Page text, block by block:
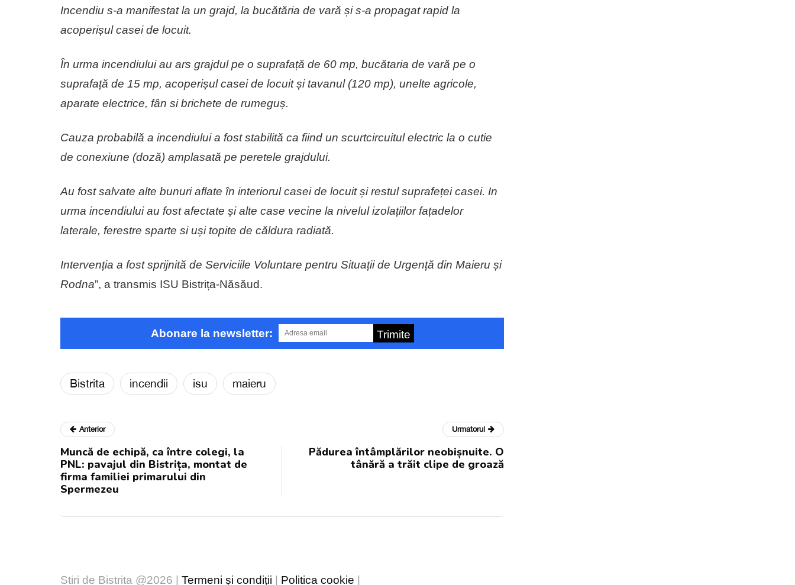
Incendiu s-a manifestat la un grajd, la bucătăria de vară și s-a propagat rapid la
acoperișul casei de locuit.
În urma incendiului au ars grajdul pe o suprafață de 60 mp, bucătaria de vară pe o
suprafață de 15 mp, acoperișul casei de locuit și tavanul (120 mp), unelte agricole,
aparate electrice, fân si brichete de rumeguș.
Cauza probabilă a incendiului a fost stabilită ca fiind un scurtcircuitul electric la o cutie
de conexiune (doză) amplasată pe peretele grajdului.
Au fost salvate alte bunuri aflate în interiorul casei de locuit și restul suprafeței casei. In
urma incendiului au fost afectate și alte case vecine la nivelul izolațiilor fațadelor
laterale, ferestre sparte si uși topite de căldura radiată.
Intervenția a fost sprijnită de Serviciile Voluntare pentru Situații de Urgență din Maieru și
Rodna”, a transmis ISU Bistrița-Năsăud.
Abonare la newsletter: Trimite
Bistrita incendii isu maieru
Anterior
Muncă de echipă, ca între colegi, la
PNL: pavajul din Bistrița, montat de
firma familiei primarului din
Spermezeu
Urmatorul
Pădurea întâmplărilor neobișnuite. O
tânără a trăit clipe de groază
Stiri de Bistrita @2026 | Termeni și condiții | Politica cookie |